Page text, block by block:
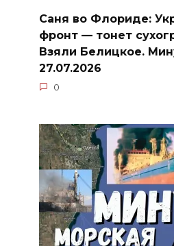
Саня во Флориде:
фронт — тонет
Взяли Белицкое.
27.07.2026
0